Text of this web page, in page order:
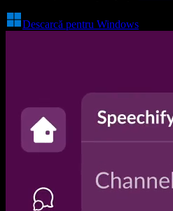
Descarcă pentru Windows